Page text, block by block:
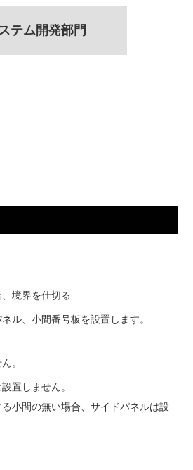
テム開発部門
境界を仕切る
ル、小間番号板を設置します。
。
置しません。
小間の無い場合、サイドパネルは設